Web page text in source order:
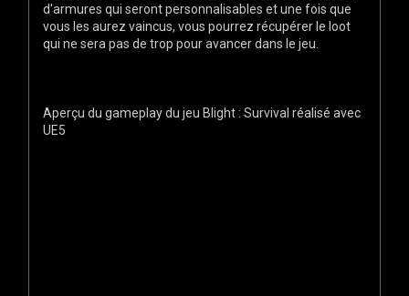
d'armures qui seront personnalisables et une fois que
vous les aurez vaincus, vous pourrez récupérer le loot
qui ne sera pas de trop pour avancer dans le jeu.
Aperçu du gameplay du jeu Blight : Survival réalisé avec
UE5